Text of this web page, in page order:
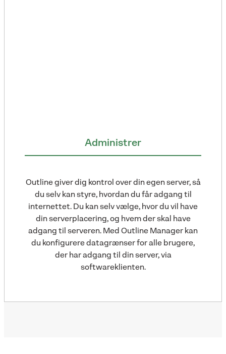
Administrer
Outline giver dig kontrol over din egen server, så
du selv kan styre, hvordan du får adgang til
internettet. Du kan selv vælge, hvor du vil have
din serverplacering, og hvem der skal have
adgang til serveren. Med Outline Manager kan
du konfigurere datagrænser for alle brugere,
der har adgang til din server, via
softwareklienten.